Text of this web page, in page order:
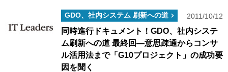
GDO、社内システム 刷新への道 2011/10/12
同時進行ドキュメント！GDO、社内システ
ム刷新への道 最終回―意思疎通からコンサ
ル活用法まで「G10プロジェクト」の成功要
因を聞く